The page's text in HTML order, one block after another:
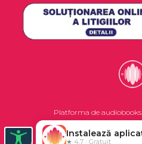
Platforma de audiobooks
©2026 Nemo EPG SRL.
Instalează
★ 4.7 · Gratuit